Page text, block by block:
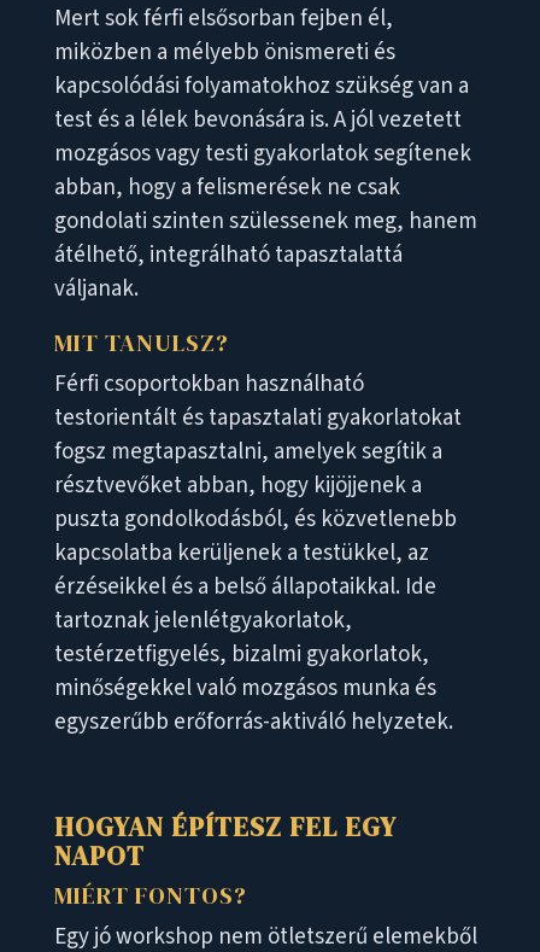
Mert sok férfi elsősorban fejben él,
miközben a mélyebb önismereti és
kapcsolódási folyamatokhoz szükség van a
test és a lélek bevonására is. A jól vezetett
mozgásos vagy testi gyakorlatok segítenek
abban, hogy a felismerések ne csak
gondolati szinten szülessenek meg, hanem
átélhető, integrálható tapasztalattá
váljanak.
MIT TANULSZ?
Férfi csoportokban használható
testorientált és tapasztalati gyakorlatokat
fogsz megtapasztalni, amelyek segítik a
résztvevőket abban, hogy kijöjjenek a
puszta gondolkodásból, és közvetlenebb
kapcsolatba kerüljenek a testükkel, az
érzéseikkel és a belső állapotaikkal. Ide
tartoznak jelenlétgyakorlatok,
testérzetfigyelés, bizalmi gyakorlatok,
minőségekkel való mozgásos munka és
egyszerűbb erőforrás-aktiváló helyzetek.
HOGYAN ÉPÍTESZ FEL EGY
NAPOT
MIÉRT FONTOS?
Egy jó workshop nem ötletszerű elemekből